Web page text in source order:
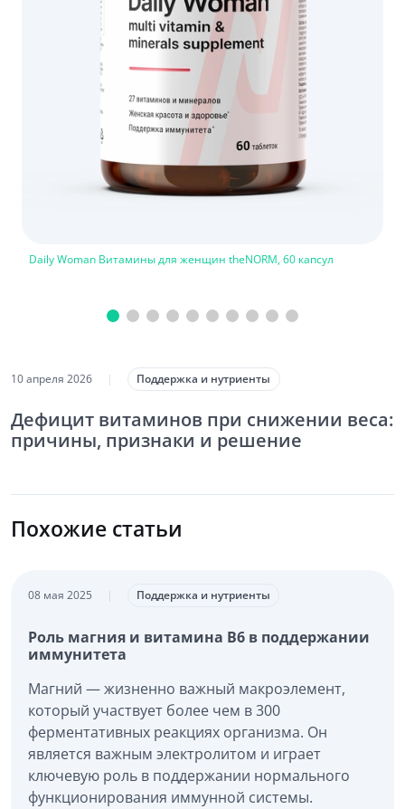
Daily Woman Витамины для женщин theNORM, 60 капсул
10 апреля 2026 | Поддержка и нутриенты
Дефицит витаминов при снижении веса:
причины, признаки и решение
Похожие статьи
08 мая 2025 | Поддержка и нутриенты
Роль магния и витамина B6 в поддержании
иммунитета
Магний — жизненно важный макроэлемент,
который участвует более чем в 300
ферментативных реакциях организма. Он
является важным электролитом и играет
ключевую роль в поддержании нормального
функционирования иммунной системы.